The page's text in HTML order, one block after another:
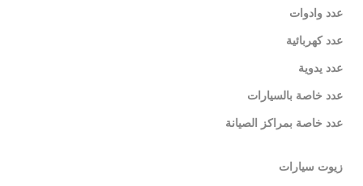
عدد وادوات
عدد كهربائية
عدد يدوية
عدد خاصة بالسيارات
عدد خاصة بمراكز الصيانة
زيوت سيارات